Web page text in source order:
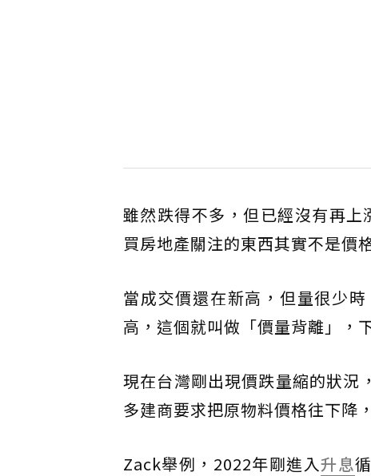
雖然跌得不多，但已經沒有再
買房地產關注的東西其實不是價
當成交價還在新高，但量很少
高，這個就叫做「價量背離」，
現在台灣剛出現價跌量縮的狀況
多建商要求把原物料價格往下降
Zack舉例，2022年剛進入升息